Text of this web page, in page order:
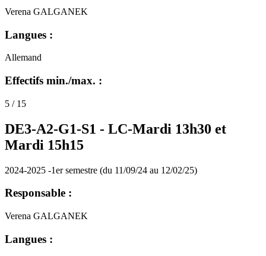
Verena GALGANEK
Langues :
Allemand
Effectifs min./max. :
5 / 15
DE3-A2-G1-S1 - LC-Mardi 13h30 et
Mardi 15h15
2024-2025 -1er semestre (du 11/09/24 au 12/02/25)
Responsable :
Verena GALGANEK
Langues :